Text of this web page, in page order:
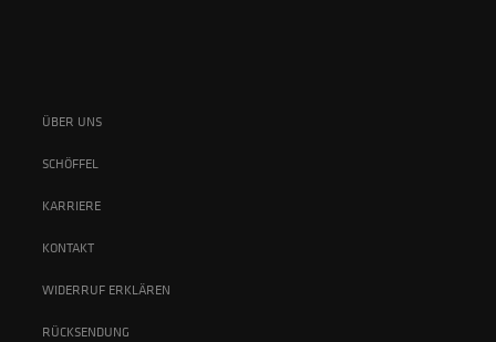
ÜBER UNS
SCHÖFFEL
KARRIERE
KONTAKT
WIDERRUF ERKLÄREN
RÜCKSENDUNG